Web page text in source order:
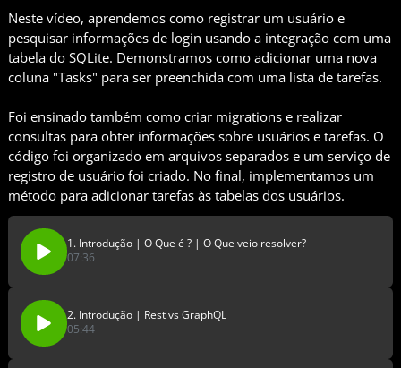
Neste vídeo, aprendemos como registrar um usuário e
pesquisar informações de login usando a integração com uma
tabela do SQLite. Demonstramos como adicionar uma nova
coluna "Tasks" para ser preenchida com uma lista de tarefas.
Foi ensinado também como criar migrations e realizar
consultas para obter informações sobre usuários e tarefas. O
código foi organizado em arquivos separados e um serviço de
registro de usuário foi criado. No final, implementamos um
método para adicionar tarefas às tabelas dos usuários.
1. Introdução | O Que é ? | O Que veio resolver?
07:36
2. Introdução | Rest vs GraphQL
05:44